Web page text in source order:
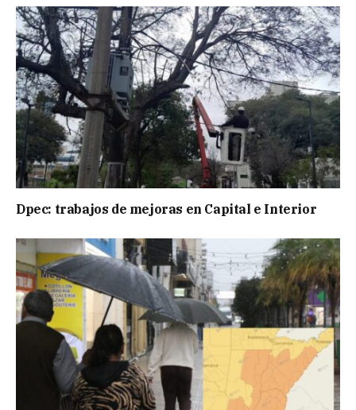
Dpec: trabajos de mejoras en Capital e Interior